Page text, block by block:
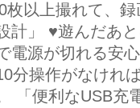
枚以上撮れて、
計」 ♥遊んだあ
電源が切れる安
分操作がなけれ
「便利なUSB充